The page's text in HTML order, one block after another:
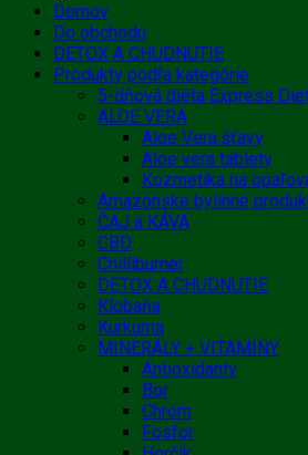
Domov
Do obchodu
DETOX A CHUDNUTIE
Produkty podľa kategórie
5-dňová diéta Express
ALOE VERA
Aloe Vera šťavy
Aloe vera tablety
Kozmetika na
Amazónske bylinné
ČAJ a KÁVA
CBD
Chilliburner
DETOX A CHUDNUTIE
Klobaňa
Kurkuma
MINERÁLY + VITAMÍNY
Antioxidanty
Bor
Chróm
Fosfor